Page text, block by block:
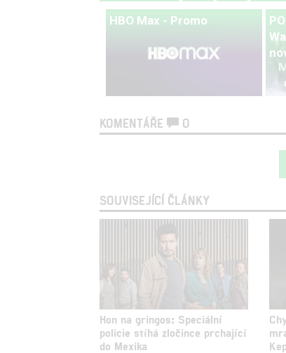
HBO Max - Promo
KOMENTÁŘE 0
SOUVISEJÍCÍ ČLÁNKY
Hon na gringos: Speciální
policie stíhá zločince prchající
do Mexika